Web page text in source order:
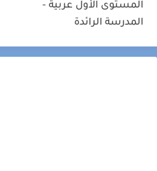
المستوى الأول عربية -
المدرسة الرائدة